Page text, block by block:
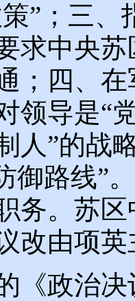
”；三
求中央
；四、
领导是“
人”的战
御路线”
务。苏
改由项英
《政治